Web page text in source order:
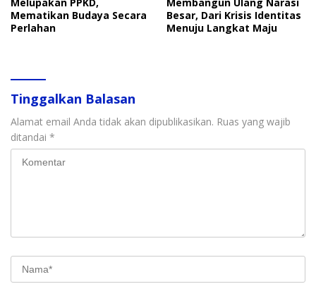
Mematikan Budaya Secara
Perlahan
Besar, Dari Krisis Identitas
Menuju Langkat Maju
Tinggalkan Balasan
Alamat email Anda tidak akan dipublikasikan. Ruas yang wajib
ditandai *